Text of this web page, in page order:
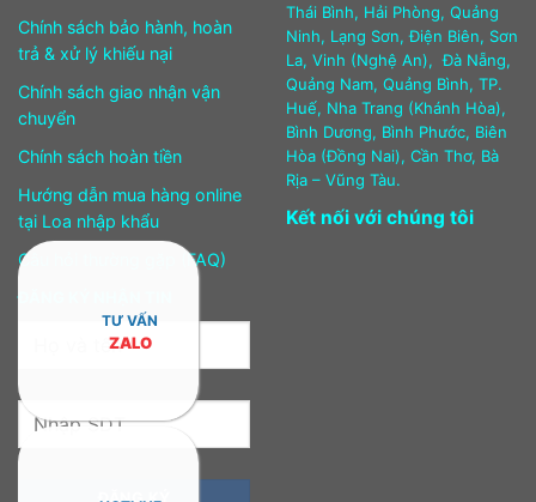
Chính sách bảo hành, hoàn
trả & xử lý khiếu nại
Chính sách giao nhận vận
chuyển
Chính sách hoàn tiền
Hướng dẫn mua hàng online
tại Loa nhập khẩu
Câu hỏi thường gặp (FAQ)
Thái Bình, Hải Phòng, Quảng
Ninh, Lạng Sơn, Điện Biên, Sơn
La, Vinh (Nghệ An), Đà Nẵng,
Quảng Nam, Quảng Bình, TP.
Huế, Nha Trang (Khánh Hòa),
Bình Dương, Bình Phước, Biên
Hòa (Đồng Nai), Cần Thơ, Bà
Rịa – Vũng Tàu.
Kết nối với chúng tôi
TƯ VẤN
ZALO